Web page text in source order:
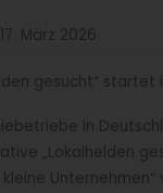
März 2026
gesucht“ startet
in
„Lokalhelden